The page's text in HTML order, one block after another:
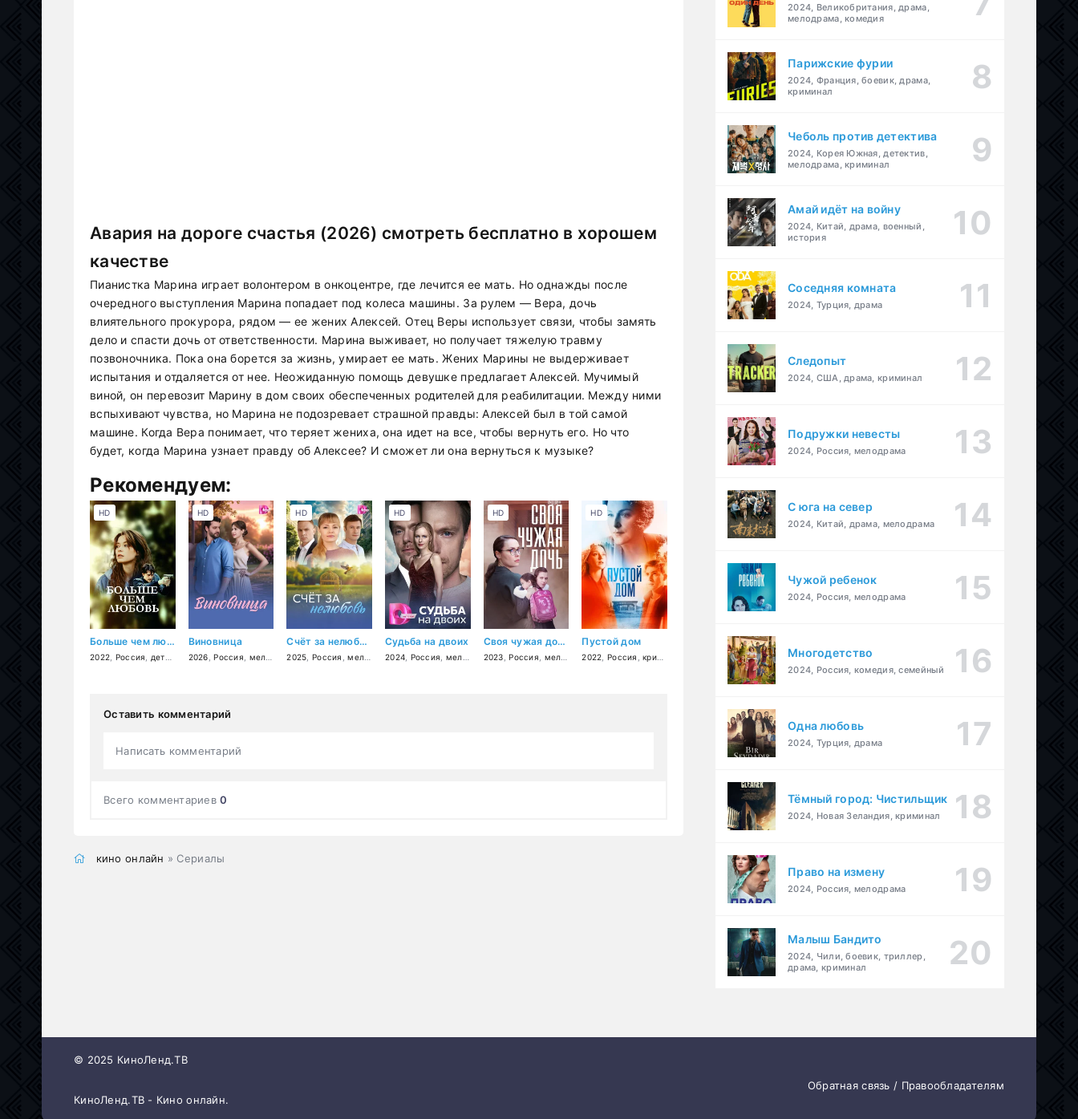
Авария на дороге счастья (2026) смотреть бесплатно в хорошем
качестве
Пианистка Марина играет волонтером в онкоцентре, где лечится ее мать. Но однажды после
очередного выступления Марина попадает под колеса машины. За рулем — Вера, дочь
влиятельного прокурора, рядом — ее жених Алексей. Отец Веры использует связи, чтобы замять
дело и спасти дочь от ответственности. Марина выживает, но получает тяжелую травму
позвоночника. Пока она борется за жизнь, умирает ее мать. Жених Марины не выдерживает
испытания и отдаляется от нее. Неожиданную помощь девушке предлагает Алексей. Мучимый
виной, он перевозит Марину в дом своих обеспеченных родителей для реабилитации. Между ними
вспыхивают чувства, но Марина не подозревает страшной правды: Алексей был в той самой
машине. Когда Вера понимает, что теряет жениха, она идет на все, чтобы вернуть его. Но что
будет, когда Марина узнает правду об Алексее? И сможет ли она вернуться к музыке?
Рекомендуем:
Больше чем любовь
2022 Россия детектив ,мелодрама
HD
Виновница
2026 ,Россия мелодрама
HD
Счёт за нелюбовь
2025 Россия ,мелодрама
HD
Судьба на двоих
2024 Россия мелодрама
HD
Своя чужая дочь
2023 ,Россия мелодрама
HD
Пустой дом
2022 Россия ,криминал мелодрама
HD
Оставить комментарий
Написать комментарий
Всего комментариев0
кино онлайн » Сериалы
2024, Великобритания, драма,
мелодрама, комедия
Парижские фурии
2024, Франция, боевик, драма,
криминал
Чеболь против детектива
2024, Корея Южная, детектив,
мелодрама, криминал
Амай идёт на войну
2024, Китай, драма, военный,
история
Соседняя комната
2024, Турция, драма
Следопыт
2024, США, драма, криминал
Подружки невесты
2024, Россия, мелодрама
С юга на север
2024, Китай, драма, мелодрама
Чужой ребенок
2024, Россия, мелодрама
Многодетство
2024, Россия, комедия, семейный
Одна любовь
2024, Турция, драма
Тёмный город: Чистильщик
2024, Новая Зеландия, криминал
Право на измену
2024, Россия, мелодрама
Малыш Бандито
2024, Чили, боевик, триллер,
драма, криминал
© 2025 КиноЛенд.ТВ
КиноЛенд.ТВ - Кино онлайн.
Обратная связь / Правообладателям